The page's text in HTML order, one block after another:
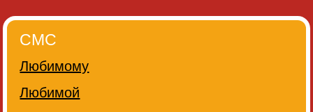
СМС
Любимому
Любимой